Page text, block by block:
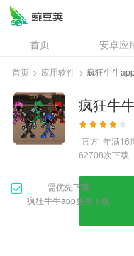
疯狂牛牛
首页 安卓应
资讯
专题
问答
首页 > 应用软件 > 疯狂牛牛
疯狂牛
官方 年满16
62708次下载
需优先下载
疯狂牛牛app免费下载